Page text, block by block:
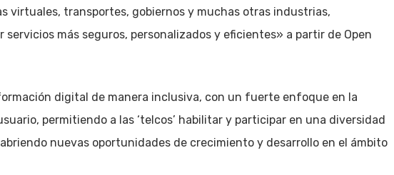
virtuales, transportes, gobiernos y muchas otras industrias,
más seguros, personalizados y eficientes» a partir de Open
digital de manera inclusiva, con un fuerte enfoque en la
permitiendo a las ‘telcos’ habilitar y participar en una diversidad
nuevas oportunidades de crecimiento y desarrollo en el ámbito